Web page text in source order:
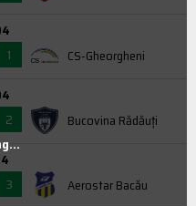
1 CS-Gheorgheni
2 Bucovina Rădăuți
3 Aerostar Bacău